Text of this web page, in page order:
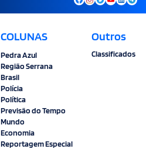
COLUNAS
Pedra Azul
Região Serrana
Brasil
Polícia
Política
Previsão do Tempo
Mundo
Economia
Reportagem Especial
Outros
Classificados